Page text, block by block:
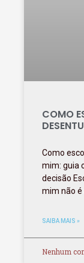
COMO
Como
mim: guia
decisão
mim não
SAIBA MAIS »
Nenhum